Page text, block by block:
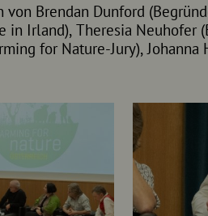
von Brendan Dunford
in Irland), Theresia Neuhofer
for Nature-Jury), Johanna